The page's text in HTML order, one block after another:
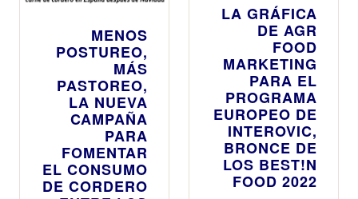
MENOS
POSTUREO,
MÁS
PASTOREO,
LA NUEVA
CAMPAÑA
PARA
FOMENTAR
EL CONSUMO
DE CORDERO
LA GRÁFICA
DE AGR
FOOD
MARKETING
PARA EL
PROGRAMA
EUROPEO DE
INTEROVIC,
BRONCE DE
LOS BEST!N
FOOD 2022